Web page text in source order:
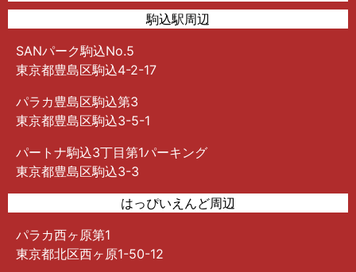
駒込駅周辺
SANパーク駒込No.5
東京都豊島区駒込4-2-17
パラカ豊島区駒込第3
東京都豊島区駒込3-5-1
パートナ駒込3丁目第1パーキング
東京都豊島区駒込3-3
はっぴいえんど周辺
パラカ西ヶ原第1
東京都北区西ヶ原1-50-12